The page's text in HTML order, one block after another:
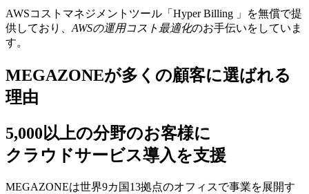
AWSコストマネジメントツール「Hyper Billing 」を無償で提
供しており、 AWSの運⽤コスト最適化のお⼿伝いをしていま
す。
MEGAZONEが多くの顧客に選ばれる
理由
5,000以上の分野のお客様に
クラウドサービス導入を支援
MEGAZONEは世界9カ国13拠点のオフィスで事業を展開す